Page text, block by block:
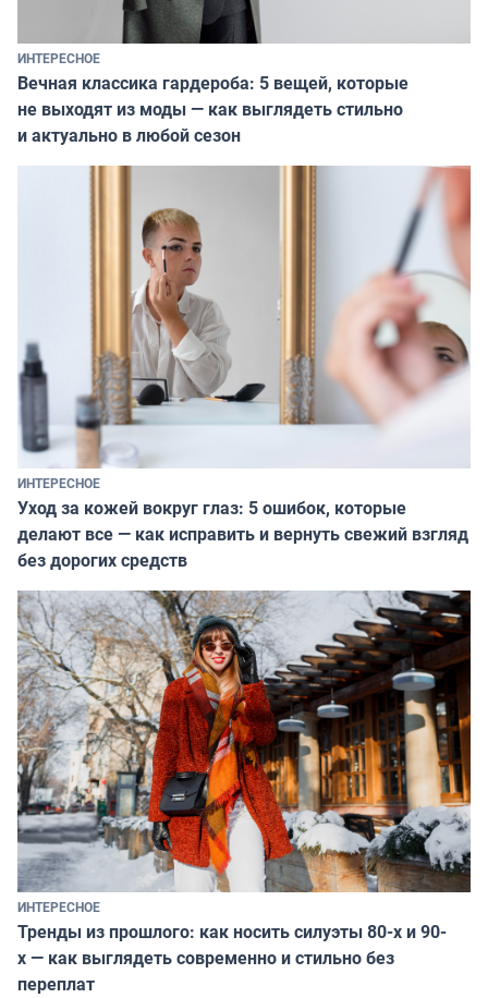
ИНТЕРЕСНОЕ
Вечная классика гардероба: 5 вещей, которые
не выходят из моды — как выглядеть стильно
и актуально в любой сезон
ИНТЕРЕСНОЕ
Уход за кожей вокруг глаз: 5 ошибок, которые
делают все — как исправить и вернуть свежий взгляд
без дорогих средств
ИНТЕРЕСНОЕ
Тренды из прошлого: как носить силуэты 80-х и 90-
х — как выглядеть современно и стильно без
переплат